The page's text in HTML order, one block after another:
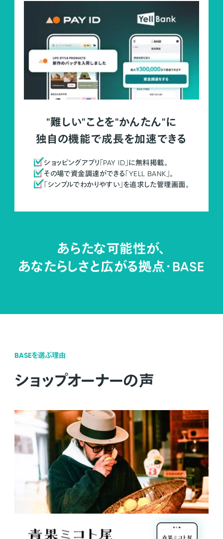
"難しい"ことを"かんたん"に
独自の機能で成長を加速できる
ショッピングアプリ「PAY ID」に無料掲載。
その場で資金調達ができる「YELL BANK」。
「シンプルでわかりやすい」を追求した管理画面。
あらたな可能性が、
あなたらしさと広がる拠点・BASE
BASEを選ぶ理由
ショップオーナーの声